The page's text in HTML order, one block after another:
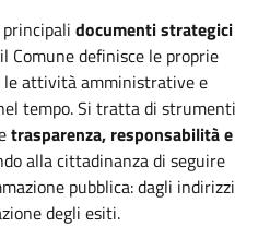
documenti strategici
Comune definisce le proprie
attività amministrative e
tempo. Si tratta di strumenti
trasparenza, responsabilità e
alla cittadinanza di seguire
pubblica: dagli indirizzi
degli esiti.